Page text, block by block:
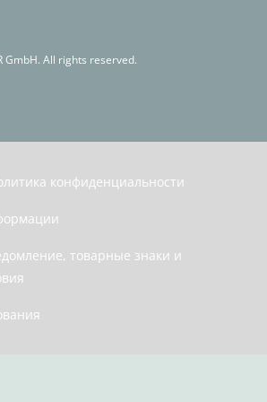
GmbH. All rights reserved.
конфиденциальности
товарные знаки и